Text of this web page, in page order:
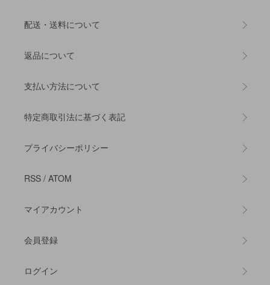
配送・送料について
返品について
支払い方法について
特定商取引法に基づく表記
プライバシーポリシー
RSS / ATOM
マイアカウント
会員登録
ログイン